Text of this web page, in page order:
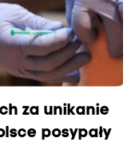
za unikanie
posypały